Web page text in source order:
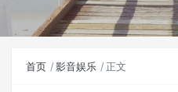
首页 影音娱乐 正文